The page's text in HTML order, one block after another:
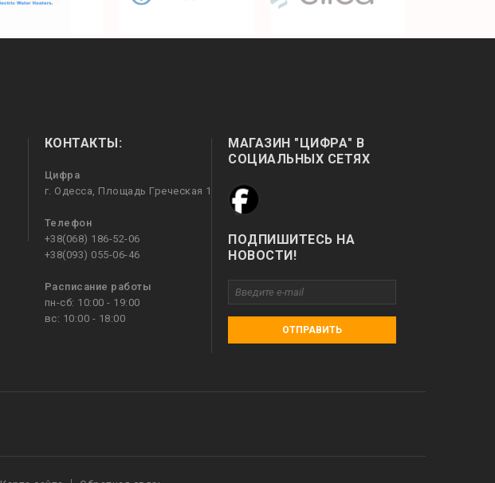
КОНТАКТЫ:
Цифра
г. Одесса, Площадь Греческая 1
Телефон
+38(068) 186-52-06
+38(093) 055-06-46
Расписание работы
пн-сб: 10:00 - 19:00
вс: 10:00 - 18:00
МАГАЗИН "ЦИФРА" В
СОЦИАЛЬНЫХ СЕТЯХ
ПОДПИШИТЕСЬ НА
НОВОСТИ!
ОТПРАВИТЬ